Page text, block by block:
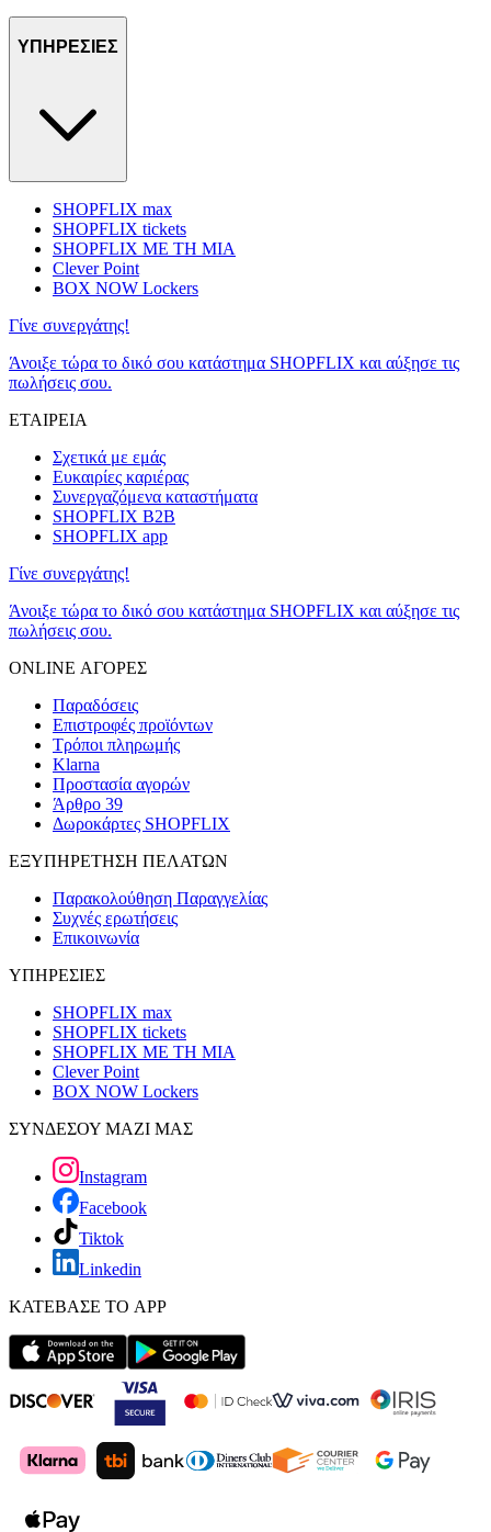
ΥΠΗΡΕΣΙΕΣ
SHOPFLIX max
SHOPFLIX tickets
SHOPFLIX ΜΕ ΤΗ ΜΙΑ
Clever Point
BOX NOW Lockers
Γίνε συνεργάτης!
Άνοιξε τώρα το δικό σου κατάστημα SHOPFLIX και αύξησε τις
πωλήσεις σου.
ΕΤΑΙΡΕΙΑ
Σχετικά με εμάς
Ευκαιρίες καριέρας
Συνεργαζόμενα καταστήματα
SHOPFLIX B2B
SHOPFLIX app
Γίνε συνεργάτης!
Άνοιξε τώρα το δικό σου κατάστημα SHOPFLIX και αύξησε τις
πωλήσεις σου.
ONLINE ΑΓΟΡΕΣ
Παραδόσεις
Επιστροφές προϊόντων
Τρόποι πληρωμής
Klarna
Προστασία αγορών
Άρθρο 39
Δωροκάρτες SHOPFLIX
ΕΞΥΠΗΡΕΤΗΣΗ ΠΕΛΑΤΩΝ
Παρακολούθηση Παραγγελίας
Συχνές ερωτήσεις
Επικοινωνία
ΥΠΗΡΕΣΙΕΣ
SHOPFLIX max
SHOPFLIX tickets
SHOPFLIX ΜΕ ΤΗ ΜΙΑ
Clever Point
BOX NOW Lockers
ΣΥΝΔΕΣΟΥ ΜΑΖΙ ΜΑΣ
Instagram
Facebook
Tiktok
Linkedin
ΚΑΤΕΒΑΣΕ ΤΟ APP